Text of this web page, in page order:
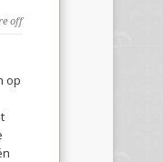
off
op